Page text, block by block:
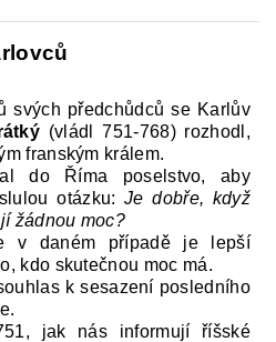
svých předchůdců se Kar­lův
(vládl 751-768) roz­hodl,
franským králem.
do Říma poselstvo, aby
otázku:Je dobře, když
žádnou moc?
v daném případě je lepší
kdo skutečnou moc má.
k sesazení posledního
jak nás informují říšské